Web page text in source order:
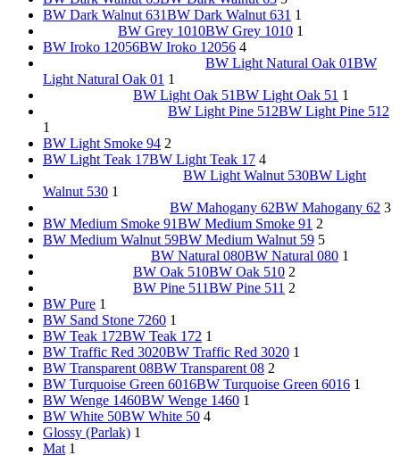
BW Dark Walnut 631BW Dark Walnut 631 1
BW Grey 1010BW Grey 1010 1
BW Iroko 12056BW Iroko 12056 4
BW Light Natural Oak 01BW
Light Natural Oak 01 1
BW Light Oak 51BW Light Oak 51 1
BW Light Pine 512BW Light Pine 512
1
BW Light Smoke 94 2
BW Light Teak 17BW Light Teak 17 4
BW Light Walnut 530BW Light
Walnut 530 1
BW Mahogany 62BW Mahogany 62 3
BW Medium Smoke 91BW Medium Smoke 91 2
BW Medium Walnut 59BW Medium Walnut 59 5
BW Natural 080BW Natural 080 1
BW Oak 510BW Oak 510 2
BW Pine 511BW Pine 511 2
BW Pure 1
BW Sand Stone 7260 1
BW Teak 172BW Teak 172 1
BW Traffic Red 3020BW Traffic Red 3020 1
BW Transparent 08BW Transparent 08 2
BW Turquoise Green 6016BW Turquoise Green 6016 1
BW Wenge 1460BW Wenge 1460 1
BW White 50BW White 50 4
Glossy (Parlak) 1
Mat 1